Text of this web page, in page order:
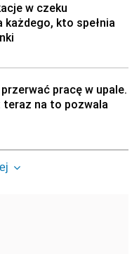
w czeku
kto spełnia
pracę w upale.
teraz na to pozwala